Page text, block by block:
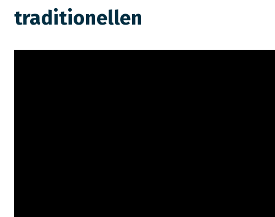
traditionellen